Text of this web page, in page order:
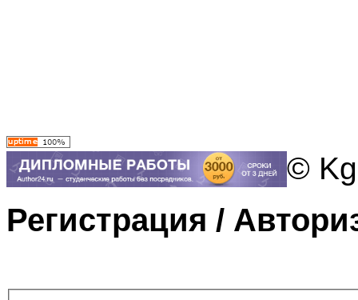
©
Регистрация /